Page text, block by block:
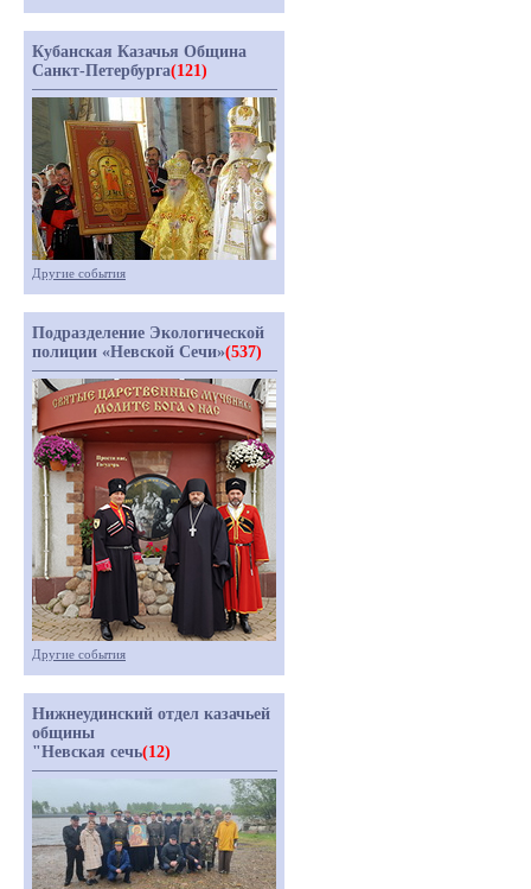
Кубанская Казачья Община
Санкт-Петербурга(121)
Другие события
Подразделение Экологической
полиции «Невской Сечи»(537)
Другие события
Нижнеудинский отдел казачьей
общины
"Невская сечь(12)